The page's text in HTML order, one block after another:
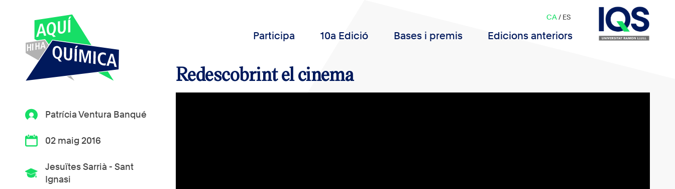
Participa 10a Edició Bases i premis Edicions anteriors
CA/ ES
Patrícia Ventura Banqué
02 maig 2016
Jesuïtes Sarrià - Sant
Ignasi
Redescobrint el cinema